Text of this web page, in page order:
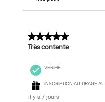
5 sur 5 étoiles.
Très contente
VÉRIFIÉ
INSCRIPTION AU TIRAGE AU
il y a 7 jours